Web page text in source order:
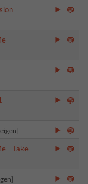
-
- Take